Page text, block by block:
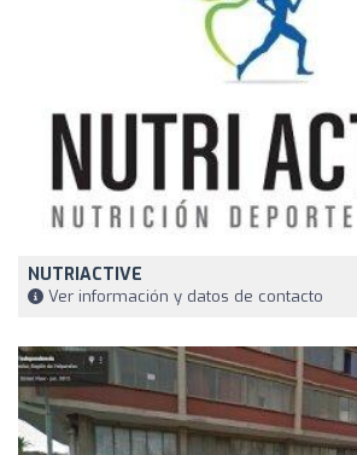
NUTRIACTIVE
Ver información y datos de contacto